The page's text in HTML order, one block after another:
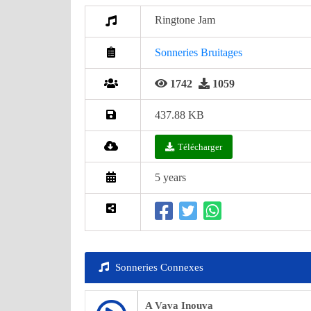
Ringtone Jam
Sonneries Bruitages
1742 1059
437.88 KB
Télécharger
5 years
Sonneries Connexes
A Vava Inouva